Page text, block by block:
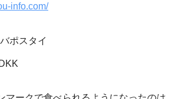
info.com/
ポスタイ